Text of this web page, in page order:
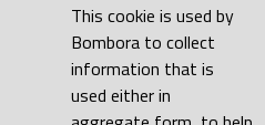
This cookie is used by
Bombora to collect
information that is
used either in